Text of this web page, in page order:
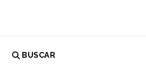
BUSCAR